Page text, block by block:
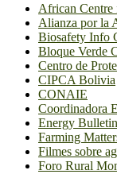
African
Alianza por la
Biosafety Info
Bloque Verde
Centro de
CIPCA Bolivia
CONAIE
Coordinadora
Energy Bulletin
Farming
Filmes sobre
Foro Rural